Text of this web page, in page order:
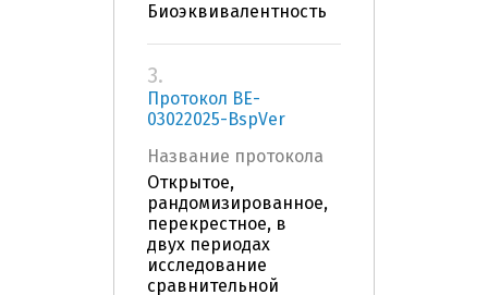
Биоэквивалентность
3.
Протокол BE-
03022025-BspVer
Название протокола
Открытое,
рандомизированное,
перекрестное, в
двух периодах
исследование
сравнительной